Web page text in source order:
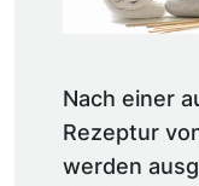
Nach einer
Rezeptur
werden